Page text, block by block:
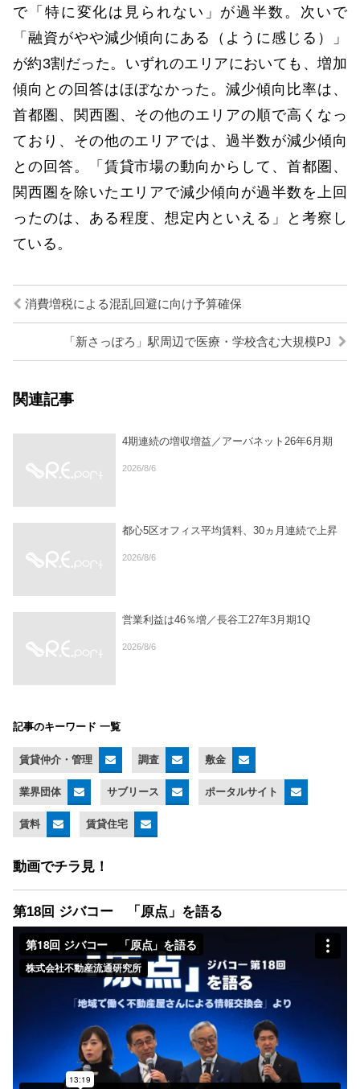
で「特に変化は見られない」が過半数。次いで
「融資がやや減少傾向にある（ように感じる）」
が約3割だった。いずれのエリアにおいても、増加
傾向との回答はほぼなかった。減少傾向比率は、
首都圏、関西圏、その他のエリアの順で高くなっ
ており、その他のエリアでは、過半数が減少傾向
との回答。「賃貸市場の動向からして、首都圏、
関西圏を除いたエリアで減少傾向が過半数を上回
ったのは、ある程度、想定内といえる」と考察し
ている。
消費増税による混乱回避に向け予算確保
「新さっぽろ」駅周辺で医療・学校含む大規模PJ
関連記事
4期連続の増収増益／アーバネット26年6月期
2026/8/6
都心5区オフィス平均賃料、30ヵ月連続で上昇
2026/8/6
営業利益は46％増／長谷工27年3月期1Q
2026/8/6
記事のキーワード 一覧
賃貸仲介・管理 調査 敷金
業界団体 サブリース ポータルサイト
賃料 賃貸住宅
動画でチラ見！
第18回 ジバコー 「原点」を語る